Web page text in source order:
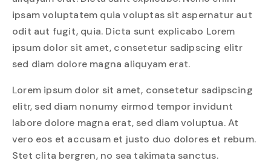
ipsam voluptatem quia voluptas sit aspernatur aut
odit aut fugit, quia. Dicta sunt explicabo Lorem
ipsum dolor sit amet, consetetur sadipscing elitr
sed diam dolore magna aliquyam erat.
Lorem ipsum dolor sit amet, consetetur sadipscing
elitr, sed diam nonumy eirmod tempor invidunt
labore dolore magna erat, sed diam voluptua. At
vero eos et accusam et justo duo dolores et rebum.
Stet clita bergren, no sea takimata sanctus.